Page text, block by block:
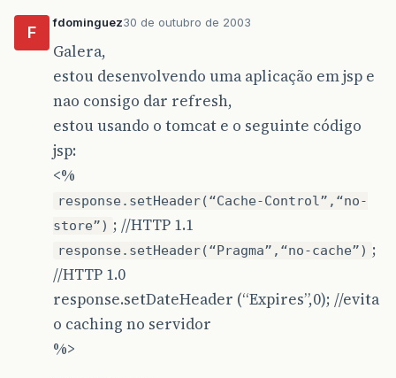
F
fdominguez30 de outubro de 2003
Galera,
estou desenvolvendo uma aplicação em jsp e
nao consigo dar refresh,
estou usando o tomcat e o seguinte código
jsp:
<%
response.setHeader(“Cache-Control”,“no-
store”) ; //HTTP 1.1
response.setHeader(“Pragma”,“no-cache”) ;
//HTTP 1.0
response.setDateHeader (“Expires”,0); //evita
o caching no servidor
%>